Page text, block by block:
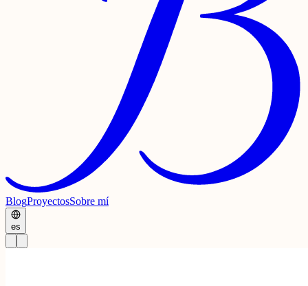
BlogProyectosSobre mí
es